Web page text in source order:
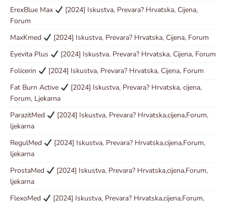
ErexBlue Max
[2024] Iskustva, Prevara? Hrvatska, Cijena,
Forum
MaxKmed
[2024] Iskustva, Prevara? Hrvatska, Cijena, Forum
Eyevita Plus
[2024] Iskustva, Prevara? Hrvatska, Cijena, Forum
Folicerin
[2024] Iskustva, Prevara? Hrvatska, Cijena, Forum
Fat Burn Active
[2024] Iskustva, Prevara? Hrvatska, cijena,
Forum, Ljekarna
ParazitMed
[2024] Iskustva, Prevara? Hrvatska,cijena,Forum,
ljekarna
RegulMed
[2024] Iskustva, Prevara? Hrvatska,cijena,Forum,
ljekarna
ProstaMed
[2024] Iskustva, Prevara? Hrvatska,cijena,Forum,
ljekarna
FlexoMed
[2024] Iskustva, Prevara? Hrvatska,cijena,Forum,